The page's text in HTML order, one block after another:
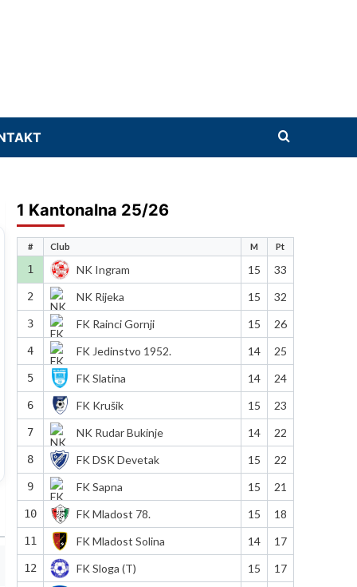
1 Kantonalna 25/26
# Club M Pt
1 NK Ingram 15 33
2 NK Rijeka 15 32
3 FK Rainci Gornji 15 26
4 FK Jedinstvo 1952. 14 25
5 FK Slatina 14 24
6 FK Krušik 15 23
7 NK Rudar Bukinje 14 22
8 FK DSK Devetak 15 22
9 FK Sapna 15 21
10 FK Mladost 78. 15 18
11 FK Mladost Solina 14 17
12 FK Sloga (T) 15 17